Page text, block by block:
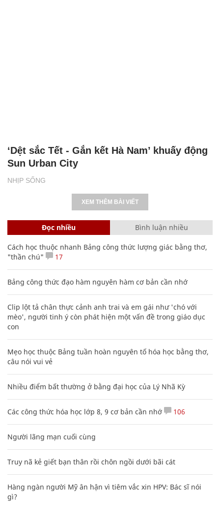
NHỊP SỐNG
‘Dệt sắc Tết - Gắn kết Hà Nam’ khuấy động
Sun Urban City
XEM THÊM BÀI VIẾT
Đọc nhiều Bình luận nhiều
Cách học thuộc nhanh Bảng công thức lượng giác bằng thơ,
"thần chú"
17
Bảng công thức đạo hàm nguyên hàm cơ bản cần nhớ
Clip lột tả chân thực cảnh anh trai và em gái như 'chó với
mèo', người tinh ý còn phát hiện một vấn đề trong giáo dục
con
Mẹo học thuộc Bảng tuần hoàn nguyên tố hóa học bằng thơ,
câu nói vui vẻ
Nhiều điểm bất thường ở bằng đại học của Lý Nhã Kỳ
Các công thức hóa học lớp 8, 9 cơ bản cần nhớ 106
Người lãng mạn cuối cùng
Truy nã kẻ giết bạn thân rồi chôn ngồi dưới bãi cát
Hàng ngàn người Mỹ ân hận vì tiêm vắc xin HPV: Bác sĩ nói
gì?